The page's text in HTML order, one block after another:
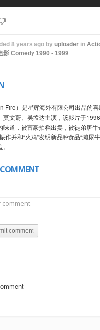
8 years agoby uploaderin
影 Comedy 1990 - 1999
Fire）是星辉海外有限公司出品的
莫文蔚、吴孟达主演，该影片于
味道，被富豪拍档出卖，被徒弟唐
作并和“火鸡”发明新品种食品“濑
comment